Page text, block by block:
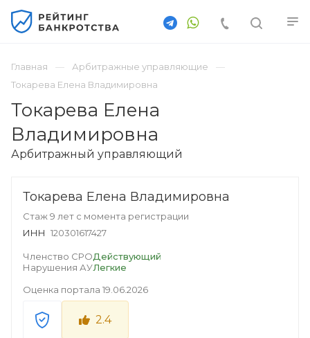
Главная
Арбитражные управляющие
Токарева Елена Владимировна
Токарева Елена
Владимировна
Арбитражный управляющий
Токарева Елена Владимировна
Стаж 9 лет с момента регистрации
ИНН 120301617427
Членство СРОДействующий
Нарушения АУЛегкие
Оценка портала 19.06.2026
2.4